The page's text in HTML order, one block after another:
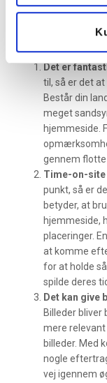
Selv i vores digitale
grunde. Læs mere
Det er
til, så er det
Består din
meget
hjemmeside.
gennem flotte
Time-on-
punkt, så er
betyder, at
hjemmeside,
placeringer.
at komme
for at holde
spilde deres
Det kan give
Billeder bliver
mere
billeder. Med
nogle
vej igennem